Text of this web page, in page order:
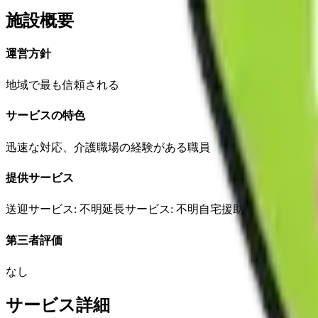
施設概要
運営方針
地域で最も信頼される
サービスの特色
迅速な対応、介護職場の経験がある職員
提供サービス
送迎サービス: 不明延長サービス: 不明 自宅援助 : 不明
第三者評価
なし
サービス詳細